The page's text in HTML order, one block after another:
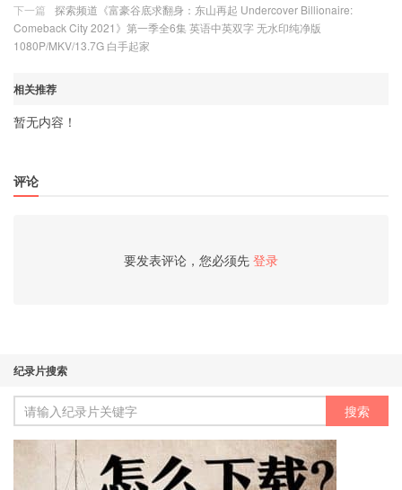
下一篇
探索频道《富豪谷底求翻身：东山再起 Undercover Billionaire:
Comeback City 2021》第一季全6集 英语中英双字 无水印纯净版
1080P/MKV/13.7G 白手起家
相关推荐
暂无内容！
评论
要发表评论，您必须先 登录
纪录片搜索